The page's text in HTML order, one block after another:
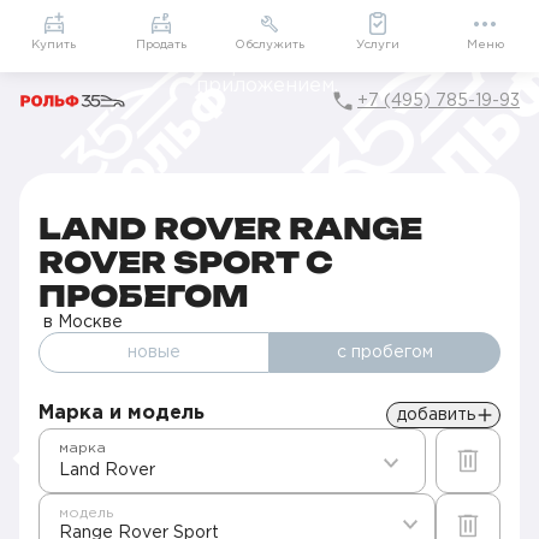
Приложение
Мой РОЛЬФ
Подарки внутри
+7 (495) 785-19-93
LAND ROVER RANGE
ROVER SPORT С
ПРОБЕГОМ
в Москве
новые с пробегом
Марка и модель добавить
Land Rover
марка
Range Rover Sport
модель
Купить Продать Обслужить Услуги Меню